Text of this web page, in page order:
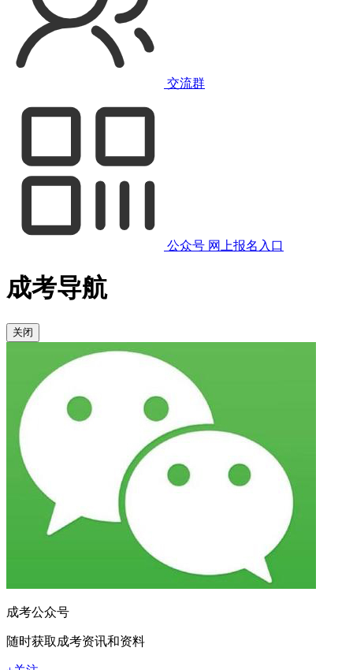
交流群
公众号 网上报名入口
成考导航
关闭
成考公众号
随时获取成考资讯和资料